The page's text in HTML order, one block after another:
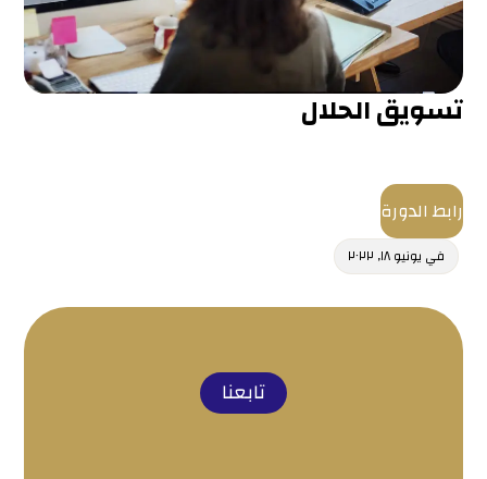
تسويق الحلال
رابط الدورة
في يونيو ١٨, ٢٠٢٢
تابعنا